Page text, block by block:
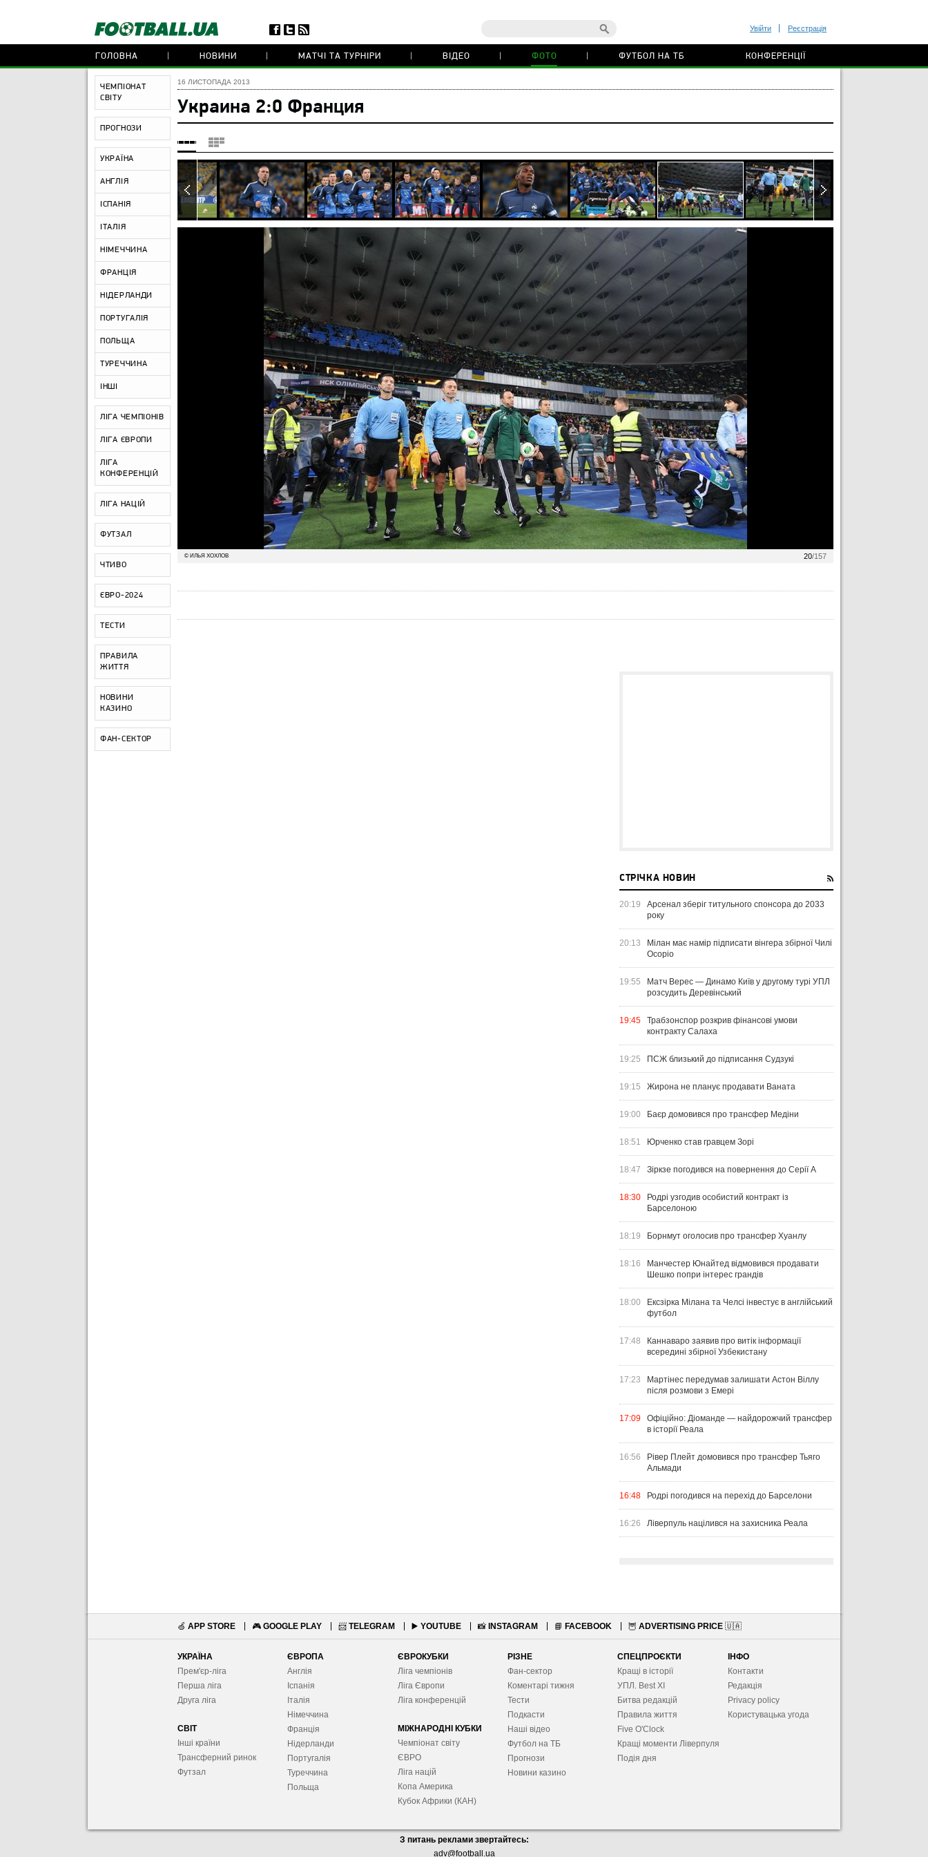
Увійти Реєстрація
ГОЛОВНА НОВИНИ МАТЧІ ТА ТУРНІРИ ВІДЕО ФОТО ФУТБОЛ НА ТБ КОНФЕРЕНЦІЇ
ЧЕМПІОНАТ
СВІТУ
ПРОГНОЗИ
УКРАЇНА
АНГЛІЯ
ІСПАНІЯ
ІТАЛІЯ
НІМЕЧЧИНА
ФРАНЦІЯ
НІДЕРЛАНДИ
ПОРТУГАЛІЯ
ПОЛЬЩА
ТУРЕЧЧИНА
ІНШІ
ЛІГА ЧЕМПІОНІВ
ЛІГА ЄВРОПИ
ЛІГА
КОНФЕРЕНЦІЙ
ЛІГА НАЦІЙ
ФУТЗАЛ
ЧТИВО
ЄВРО-2024
ТЕСТИ
ПРАВИЛА
ЖИТТЯ
НОВИНИ
КАЗИНО
ФАН-СЕКТОР
16 ЛИСТОПАДА 2013
Украина 2:0 Франция
20/157
© ИЛЬЯ ХОХЛОВ
СТРІЧКА НОВИН
20:19
Арсенал зберіг титульного спонсора до 2033
року
20:13
Мілан має намір підписати вінгера збірної Чилі
Осоріо
19:55
Матч Верес — Динамо Київ у другому турі УПЛ
розсудить Деревінський
19:45
Трабзонспор розкрив фінансові умови
контракту Салаха
19:25 ПСЖ близький до підписання Судзукі
19:15 Жирона не планує продавати Ваната
19:00 Баєр домовився про трансфер Медіни
18:51 Юрченко став гравцем Зорі
18:47 Зіркзе погодився на повернення до Серії А
18:30
Родрі узгодив особистий контракт із
Барселоною
18:19 Борнмут оголосив про трансфер Хуанлу
18:16
Манчестер Юнайтед відмовився продавати
Шешко попри інтерес грандів
18:00
Ексзірка Мілана та Челсі інвестує в англійський
футбол
17:48
Каннаваро заявив про витік інформації
всередині збірної Узбекистану
17:23
Мартінес передумав залишати Астон Віллу
після розмови з Емері
17:09
Офіційно: Діоманде — найдорожчий трансфер
в історії Реала
16:56
Рівер Плейт домовився про трансфер Тьяго
Альмади
16:48 Родрі погодився на перехід до Барселони
16:26 Ліверпуль націлився на захисника Реала
🍏 APP STORE 🎮 GOOGLE PLAY 📨 TELEGRAM ▶️ YOUTUBE 📸 INSTAGRAM 📘 FACEBOOK 🦉 ADVERTISING PRICE 🇺🇦
УКРАЇНА
Прем'єр-ліга
Перша ліга
Друга ліга
СВІТ
Інші країни
Трансферний ринок
Футзал
ЄВРОПА
Англія
Іспанія
Італія
Німеччина
Франція
Нідерланди
Португалія
Туреччина
Польща
ЄВРОКУБКИ
Ліга чемпіонів
Ліга Європи
Ліга конференцій
МІЖНАРОДНІ КУБКИ
Чемпіонат світу
ЄВРО
Ліга націй
Копа Америка
Кубок Африки (КАН)
РІЗНЕ
Фан-сектор
Коментарі тижня
Тести
Подкасти
Наші відео
Футбол на ТБ
Прогнози
Новини казино
СПЕЦПРОЄКТИ
Кращі в історії
УПЛ. Best XІ
Битва редакцій
Правила життя
Five O'Clock
Кращі моменти Ліверпуля
Подія дня
ІНФО
Контакти
Редакція
Privacy policy
Користувацька угода
З питань реклами звертайтесь:
adv@football.ua